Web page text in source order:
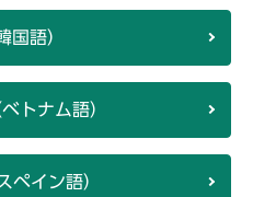
国語）
トナム語）
ペイン語）